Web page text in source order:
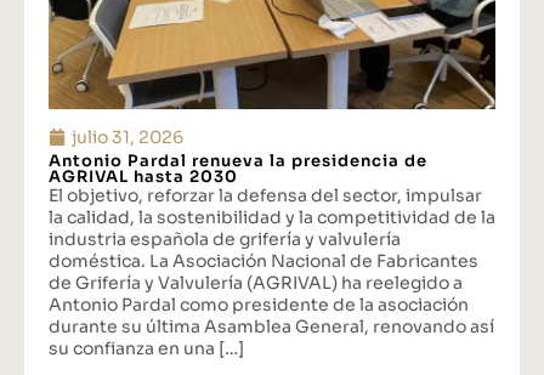
julio 31, 2026
Antonio Pardal renueva la presidencia de
AGRIVAL hasta 2030
El objetivo, reforzar la defensa del sector, impulsar
la calidad, la sostenibilidad y la competitividad de la
industria española de grifería y valvulería
doméstica. La Asociación Nacional de Fabricantes
de Grifería y Valvulería (AGRIVAL) ha reelegido a
Antonio Pardal como presidente de la asociación
durante su última Asamblea General, renovando así
su confianza en una […]